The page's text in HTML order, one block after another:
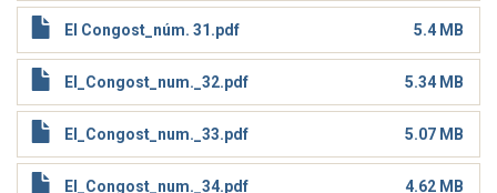
El Congost_núm. 31.pdf 5.4 MB
El_Congost_num._32.pdf 5.34 MB
El_Congost_num._33.pdf 5.07 MB
El_Congost_num._34.pdf 4.62 MB